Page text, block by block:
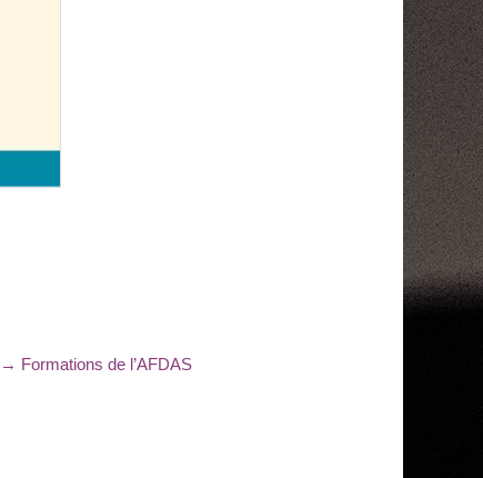
→ Article
Formations de l’AFDAS